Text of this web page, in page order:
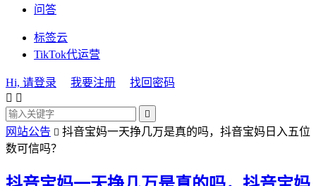
问答
标签云
TikTok代运营
Hi, 请登录 我要注册
找回密码
 

网站公告  抖音宝妈一天挣几万是真的吗，抖音宝妈日入五位
数可信吗？